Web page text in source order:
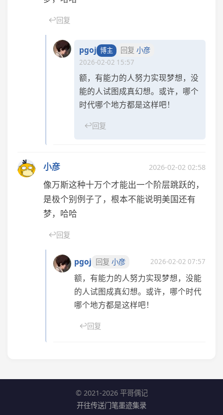
↩回复
pgoj 博主 回复 小彦
2026-02-02 15:57
额，有能力的人努力实现梦想，没
能的人试图成真幻想。或许，哪个
时代哪个地方都是这样吧！
↩回复
小彦 2026-02-02 02:58
像万斯这种十万个才能出一个阶层跳跃的，
是极个别例子了，根本不能说明美国还有
梦，哈哈
↩回复
pgoj 回复 小彦 2026-02-02 07:57
额，有能力的人努力实现梦想，没能
的人试图成真幻想。或许，哪个时代
哪个地方都是这样吧！
↩回复
© 2021-2026 平哥偶记
开往传送门笔墨迹集录